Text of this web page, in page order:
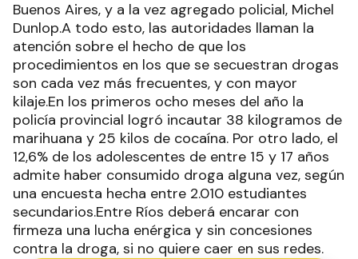
Buenos Aires, y a la vez agregado policial, Michel
Dunlop.A todo esto, las autoridades llaman la
atención sobre el hecho de que los
procedimientos en los que se secuestran drogas
son cada vez más frecuentes, y con mayor
kilaje.En los primeros ocho meses del año la
policía provincial logró incautar 38 kilogramos de
marihuana y 25 kilos de cocaína. Por otro lado, el
12,6% de los adolescentes de entre 15 y 17 años
admite haber consumido droga alguna vez, según
una encuesta hecha entre 2.010 estudiantes
secundarios.Entre Ríos deberá encarar con
firmeza una lucha enérgica y sin concesiones
contra la droga, si no quiere caer en sus redes.